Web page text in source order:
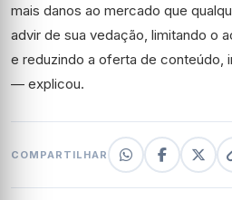
mais danos ao mercado que
advir de sua vedação, limitando o
e reduzindo a oferta de conteúdo,
— explicou.
COMPARTILHAR